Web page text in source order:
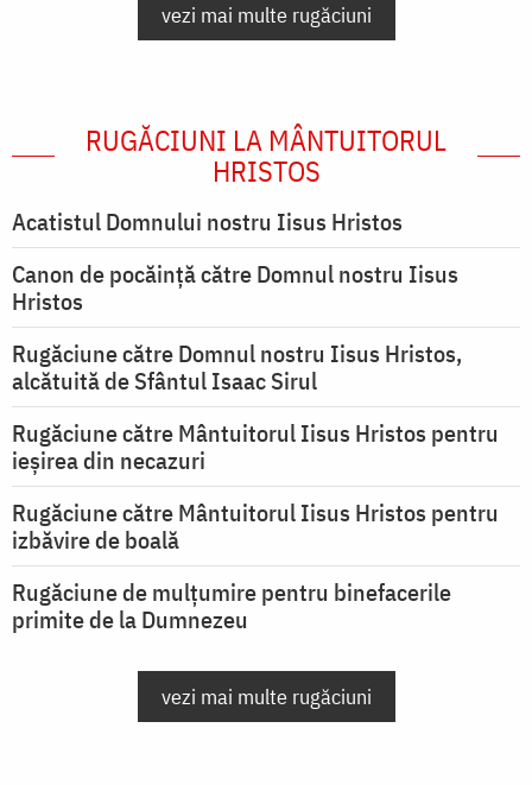
vezi mai multe rugăciuni
RUGĂCIUNI LA MÂNTUITORUL
HRISTOS
Acatistul Domnului nostru Iisus Hristos
Canon de pocăință către Domnul nostru Iisus
Hristos
Rugăciune către Domnul nostru Iisus Hristos,
alcătuită de Sfântul Isaac Sirul
Rugăciune către Mântuitorul Iisus Hristos pentru
ieşirea din necazuri
Rugăciune către Mântuitorul Iisus Hristos pentru
izbăvire de boală
Rugăciune de mulțumire pentru binefacerile
primite de la Dumnezeu
vezi mai multe rugăciuni